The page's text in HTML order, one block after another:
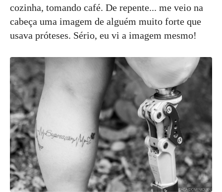
cozinha, tomando café. De repente... me veio na
cabeça uma imagem de alguém muito forte que
usava próteses. Sério, eu vi a imagem mesmo!